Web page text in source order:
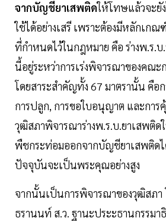
จากบัญชียาเสพติดให้โทษแล้วจะยั
ใช้ได้อย่างเสรี เพราะต้องมีหลักเก
ที่กำหนดไว้ในกฎหมาย คือ ร่างพ.ร.
นี้อยู่ระหว่าการเร่งพิจารณาของคณะ
โดยสาระสำคัญทั้ง 67 มาตรานั้น คื
การปลูก, การขอใบอนุญาต และการ
วุฒิสภาพิจารณาร่างพ.ร.บ.ยาเสพติด
พืชกระท่อมออกจากบัญชียาเสพติด
ปัจจุบันจะเป็นพระคุณอย่างสูง
จากนั้นเป็นการพิจารณาของวุฒิสภา
ธรานนท์ ส.ว. ฐานะประะธานกรรมา